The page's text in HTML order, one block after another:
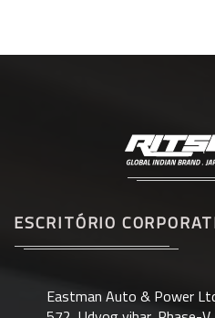
ESCRITÓRIO
Eastman Auto & Power